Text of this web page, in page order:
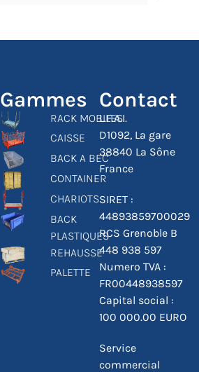
Gammes
RACK MOBILES
CAISSE
BACK A BEC
CONTAINER
CHARIOTS
BACK
PLASTIQUES
REHAUSSE
PALETTE
Contact
L.F.A.I.
D1092, La gare
38840 La Sône
France
SIRET :
44893859700029
RCS Grenoble B
448 938 597
Numero TVA :
FR00448938597
Capital social :
100 000.00 EURO
Service
commercial